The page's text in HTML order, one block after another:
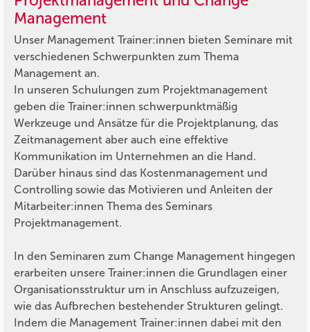
Management
Unser Management Trainer:innen bieten Seminare mit
verschiedenen Schwerpunkten zum Thema
Management an.
In unseren Schulungen zum Projektmanagement
geben die Trainer:innen schwerpunktmäßig
Werkzeuge und Ansätze für die Projektplanung, das
Zeitmanagement aber auch eine effektive
Kommunikation im Unternehmen an die Hand.
Darüber hinaus sind das Kostenmanagement und
Controlling sowie das Motivieren und Anleiten der
Mitarbeiter:innen Thema des Seminars
Projektmanagement.
In den Seminaren zum Change Management hingegen
erarbeiten unsere Trainer:innen die Grundlagen einer
Organisationsstruktur um in Anschluss aufzuzeigen,
wie das Aufbrechen bestehender Strukturen gelingt.
Indem die Management Trainer:innen dabei mit den